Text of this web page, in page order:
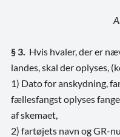
§ 3. Hvis hvaler, der er
landes, skal der oplyses,
1) Dato for anskydning,
fællesfangst oplyses
af skemaet,
2) fartøjets navn og GR-